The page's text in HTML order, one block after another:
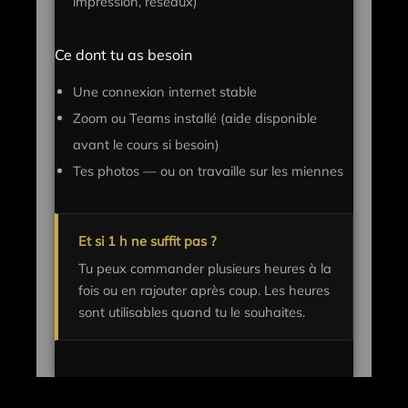
Ce dont tu as besoin
Une connexion internet stable
Zoom ou Teams installé (aide disponible
avant le cours si besoin)
Tes photos — ou on travaille sur les miennes
Et si 1 h ne suffit pas ?
Tu peux commander plusieurs heures à la
fois ou en rajouter après coup. Les heures
sont utilisables quand tu le souhaites.